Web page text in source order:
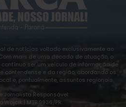
de notícias voltado exclusivamente ao
mais de uma década de atuação, o
contínuo ser um veículo de informação de
contendense e da região, abordando os
e, pontualmente, assuntos regionais.
Jornalista Responsável:
Wojcik | MTB 9936/PR.